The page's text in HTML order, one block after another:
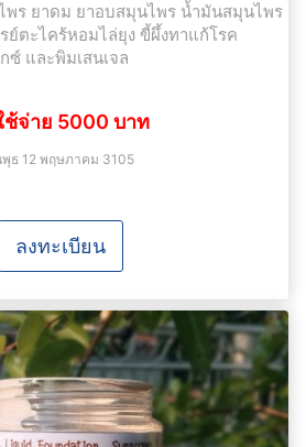
พร ยาดม ยาอบสมุนไพร น้ำมันสมุนไพร
ย์ตะไคร้หอมไล่ยุง ขี้ผึ้งทาแก้โรค
ซ์ และพิมเสนเจล
ช้จ่าย 5000 บาท
พุธ 12 พฤษภาคม 3105
ลงทะเบียน